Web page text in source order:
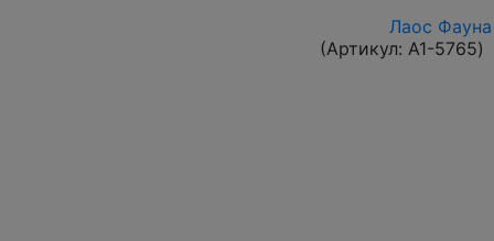
Лаос
(Артикул: A1-5765)